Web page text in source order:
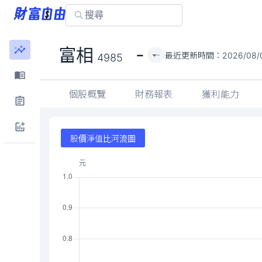
富相 4985 - - 最近更新時間： 2026/08/
個股概覽 財務報表 獲利能力
股價淨值比河流圖